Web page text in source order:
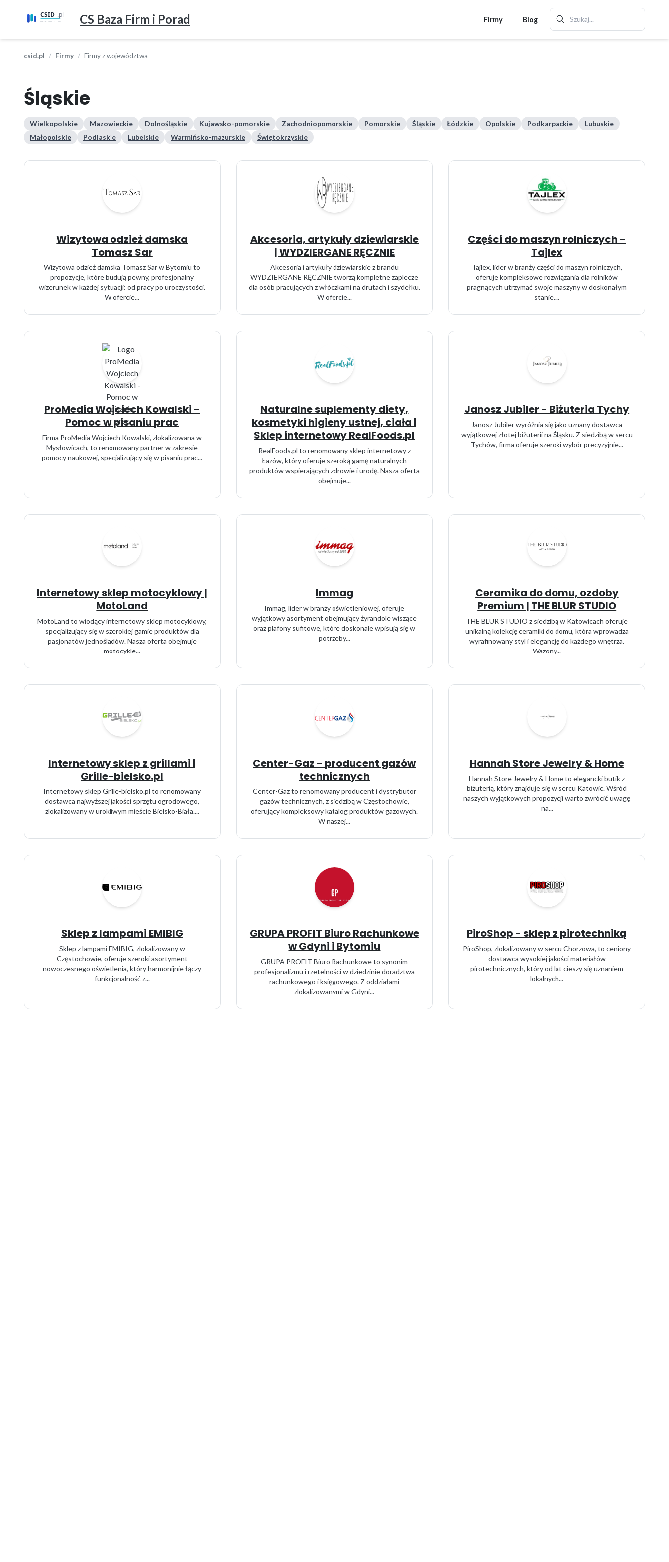
CS Baza Firm i Porad Firmy Blog
csid.pl Firmy Firmy z województwa
Śląskie
Wielkopolskie Mazowieckie Dolnośląskie Kujawsko-pomorskie Zachodniopomorskie Pomorskie Śląskie Łódzkie Opolskie Podkarpackie
Lubuskie
Małopolskie
Podlaskie Lubelskie Warmińsko-mazurskie Świętokrzyskie
Wizytowa odzież damska
Tomasz Sar
Wizytowa odzież damska Tomasz Sar w Bytomiu to
propozycje, które budują pewny, profesjonalny
wizerunek w każdej sytuacji: od pracy po uroczystości.
W ofercie...
Akcesoria, artykuły dziewiarskie
| WYDZIERGANE RĘCZNIE
Akcesoria i artykuły dziewiarskie z brandu
WYDZIERGANE RĘCZNIE tworzą kompletne zaplecze
dla osób pracujących z włóczkami na drutach i szydełku.
W ofercie...
Części do maszyn rolniczych -
Tajlex
Tajlex, lider w branży części do maszyn rolniczych,
oferuje kompleksowe rozwiązania dla rolników
pragnących utrzymać swoje maszyny w doskonałym
stanie....
ProMedia Wojciech Kowalski -
Pomoc w pisaniu prac
Firma ProMedia Wojciech Kowalski, zlokalizowana w
Mysłowicach, to renomowany partner w zakresie
pomocy naukowej, specjalizujący się w pisaniu prac...
Naturalne suplementy diety,
kosmetyki higieny ustnej, ciała |
Sklep internetowy RealFoods.pl
RealFoods.pl to renomowany sklep internetowy z
Łazów, który oferuje szeroką gamę naturalnych
produktów wspierających zdrowie i urodę. Nasza oferta
obejmuje...
Janosz Jubiler - Biżuteria Tychy
Janosz Jubiler wyróżnia się jako uznany dostawca
wyjątkowej złotej biżuterii na Śląsku. Z siedzibą w sercu
Tychów, firma oferuje szeroki wybór precyzyjnie...
Internetowy sklep motocyklowy |
MotoLand
MotoLand to wiodący internetowy sklep motocyklowy,
specjalizujący się w szerokiej gamie produktów dla
pasjonatów jednośladów. Nasza oferta obejmuje
motocykle...
Immag
Immag, lider w branży oświetleniowej, oferuje
wyjątkowy asortyment obejmujący żyrandole wiszące
oraz plafony sufitowe, które doskonale wpisują się w
potrzeby...
Ceramika do domu, ozdoby
Premium | THE BLUR STUDIO
THE BLUR STUDIO z siedzibą w Katowicach oferuje
unikalną kolekcję ceramiki do domu, która wprowadza
wyrafinowany styl i elegancję do każdego wnętrza.
Wazony...
Internetowy sklep z grillami |
Grille-bielsko.pl
Internetowy sklep Grille-bielsko.pl to renomowany
dostawca najwyższej jakości sprzętu ogrodowego,
zlokalizowany w urokliwym mieście Bielsko-Biała....
Center-Gaz - producent gazów
technicznych
Center-Gaz to renomowany producent i dystrybutor
gazów technicznych, z siedzibą w Częstochowie,
oferujący kompleksowy katalog produktów gazowych.
W naszej...
Hannah Store Jewelry & Home
Hannah Store Jewelry & Home to elegancki butik z
biżuterią, który znajduje się w sercu Katowic. Wśród
naszych wyjątkowych propozycji warto zwrócić uwagę
na...
Sklep z lampami EMIBIG
Sklep z lampami EMIBIG, zlokalizowany w
Częstochowie, oferuje szeroki asortyment
nowoczesnego oświetlenia, który harmonijnie łączy
funkcjonalność z...
GRUPA PROFIT Biuro Rachunkowe
w Gdyni i Bytomiu
GRUPA PROFIT Biuro Rachunkowe to synonim
profesjonalizmu i rzetelności w dziedzinie doradztwa
rachunkowego i księgowego. Z oddziałami
zlokalizowanymi w Gdyni...
PiroShop - sklep z pirotechniką
PiroShop, zlokalizowany w sercu Chorzowa, to ceniony
dostawca wysokiej jakości materiałów
pirotechnicznych, który od lat cieszy się uznaniem
lokalnych...